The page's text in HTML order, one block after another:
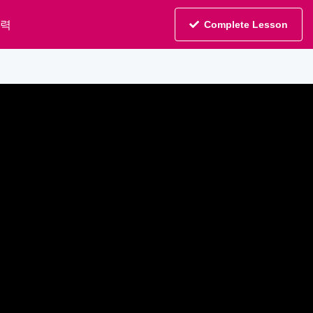
Complete Lesson